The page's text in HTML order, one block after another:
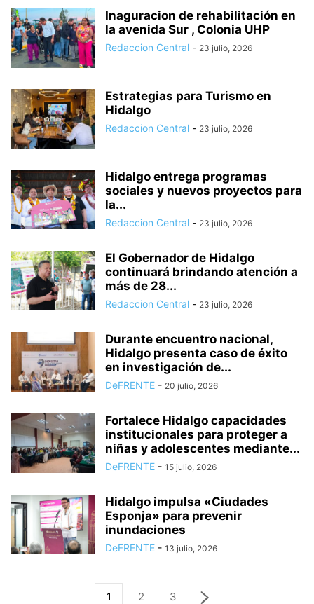
Inaguracion de rehabilitación en
la avenida Sur , Colonia UHP
Redaccion Central - 23 julio, 2026
Estrategias para Turismo en
Hidalgo
Redaccion Central - 23 julio, 2026
Hidalgo entrega programas
sociales y nuevos proyectos para
la...
Redaccion Central - 23 julio, 2026
El Gobernador de Hidalgo
continuará brindando atención a
más de 28...
Redaccion Central - 23 julio, 2026
Durante encuentro nacional,
Hidalgo presenta caso de éxito
en investigación de...
DeFRENTE - 20 julio, 2026
Fortalece Hidalgo capacidades
institucionales para proteger a
niñas y adolescentes mediante...
DeFRENTE - 15 julio, 2026
Hidalgo impulsa «Ciudades
Esponja» para prevenir
inundaciones
DeFRENTE - 13 julio, 2026
1 2 3